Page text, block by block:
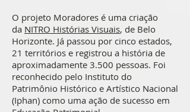
O projeto Moradores é uma criação
da NITRO Histórias Visuais, de Belo
Horizonte. Já passou por cinco estados,
21 territórios e registrou a história de
aproximadamente 3.500 pessoas. Foi
reconhecido pelo Instituto do
Patrimônio Histórico e Artístico Nacional
(Iphan) como uma ação de sucesso em